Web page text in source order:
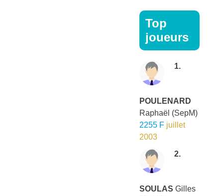
Top
joueurs
1.
POULENARD
Raphaël (SepM)
2255 F juillet
2003
2.
SOULAS Gilles